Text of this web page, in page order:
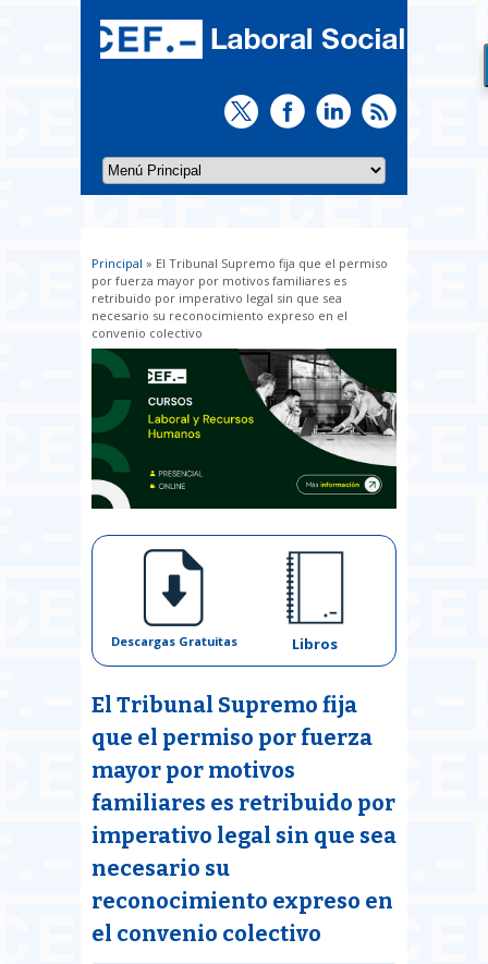
Usted está aquí
Principal » El Tribunal Supremo fija que el permiso
por fuerza mayor por motivos familiares es
retribuido por imperativo legal sin que sea
necesario su reconocimiento expreso en el
convenio colectivo
Descargas Gratuitas Libros
El Tribunal Supremo fija
que el permiso por fuerza
mayor por motivos
familiares es retribuido por
imperativo legal sin que sea
necesario su
reconocimiento expreso en
el convenio colectivo